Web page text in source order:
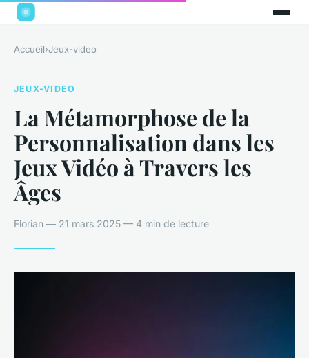
Accueil›Jeux-video
JEUX-VIDEO
La Métamorphose de la
Personnalisation dans les
Jeux Vidéo à Travers les
Âges
Florian — 21 mars 2025 — 4 min de lecture